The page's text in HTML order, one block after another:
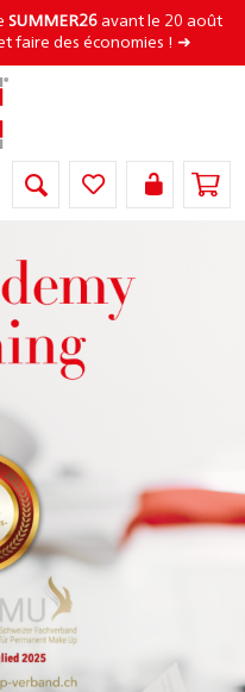
SUMMER26 avant le 20 août
faire des économies ! ➜